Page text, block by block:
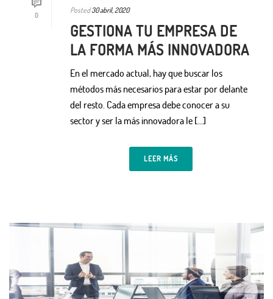
0
Posted30 abril, 2020
GESTIONA TU EMPRESA DE
LA FORMA MÁS INNOVADORA
En el mercado actual, hay que buscar los
métodos más necesarios para estar por delante
del resto. Cada empresa debe conocer a su
sector y ser la más innovadora le […]
LEER MÁS